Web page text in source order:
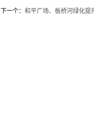
下一个： 和平广场、板桥河绿化提